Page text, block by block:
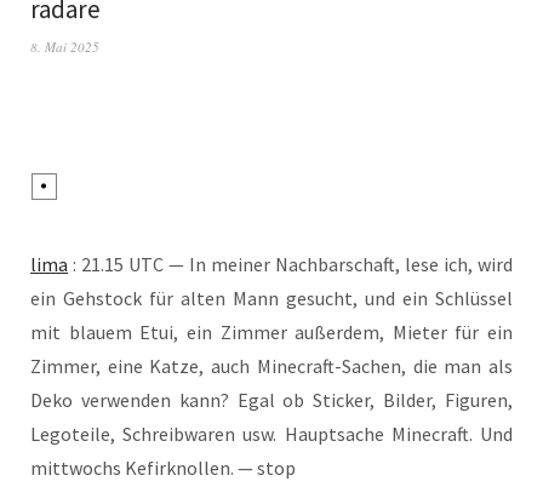
radare
8. Mai 2025
lima : 21.15 UTC — In mei­ner Nach­bar­schaft, lese ich, wird
ein Geh­stock für alten Mann gesucht, und ein Schlüs­sel
mit blau­em Etui, ein Zim­mer außer­dem, Mie­ter für ein
Zim­mer, eine Kat­ze, auch Mine­craft-Sachen, die man als
Deko ver­wen­den kann? Egal ob Sti­cker, Bil­der, Figu­ren,
Lego­tei­le, Schreib­wa­ren usw. Haupt­sa­che Mine­craft. Und
mitt­wochs Kefir­knol­len. — stop